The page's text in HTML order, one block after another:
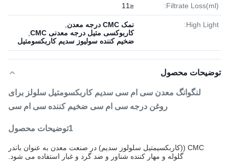
Filtrate Loss(ml):
≤11
High Light: نمک CMC درجه معدن
کاربوکسی متیل درجه معدنی CMC
ضخیم کننده سولیوز سدیم کاربکسومتیل
توضیحات محصول
لنگوانگ معدن سی ام سی سدیم کاربکسومتیل سلولز برای
روغن درجه سی ام سی ضخیم کننده سی ام سی
1توضیحات محصول
CMC ((کاربکسیمتیل سلولوز سدیم) در صنعت معدن به عنوان باندر
گلوله و مهار کننده شناور و ضد گرد و غبار استفاده می شود.